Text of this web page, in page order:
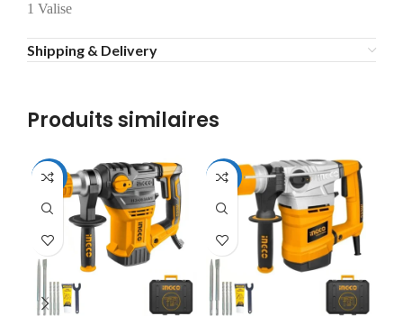
1 Valise
Shipping & Delivery
Produits similaires
-10% -9%